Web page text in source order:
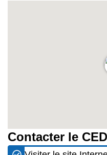
Contacter le